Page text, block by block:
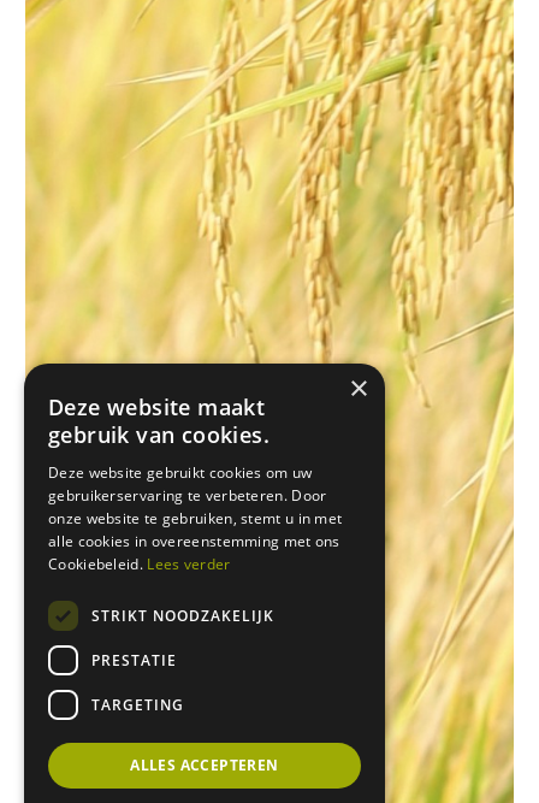
×
Deze website maakt
gebruik van cookies.
Deze website gebruikt cookies om uw
gebruikerservaring te verbeteren. Door
onze website te gebruiken, stemt u in met
alle cookies in overeenstemming met ons
Cookiebeleid. Lees verder
STRIKT NOODZAKELIJK
PRESTATIE
TARGETING
ALLES ACCEPTEREN